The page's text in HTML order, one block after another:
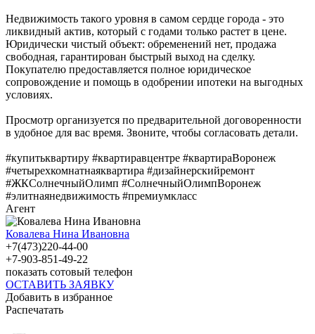
Недвижимость такого уровня в самом сердце города - это
ликвидный актив, который с годами только растет в цене.
Юридически чистый объект: обременений нет, продажа
свободная, гарантирован быстрый выход на сделку.
Покупателю предоставляется полное юридическое
сопровождение и помощь в одобрении ипотеки на выгодных
условиях.
Просмотр организуется по предварительной договоренности
в удобное для вас время. Звоните, чтобы согласовать детали.
#купитьквартиру #квартиравцентре #квартираВоронеж
#четырехкомнатнаяквартира #дизайнерскийремонт
#ЖКСолнечныйОлимп #СолнечныйОлимпВоронеж
#элитнаянедвижимость #премиумкласс
Агент
Ковалева Нина Ивановна
+7(473)220-44-00
+7-903-851-49-22
показать сотовый телефон
ОСТАВИТЬ ЗАЯВКУ
Добавить в избранное
Распечатать